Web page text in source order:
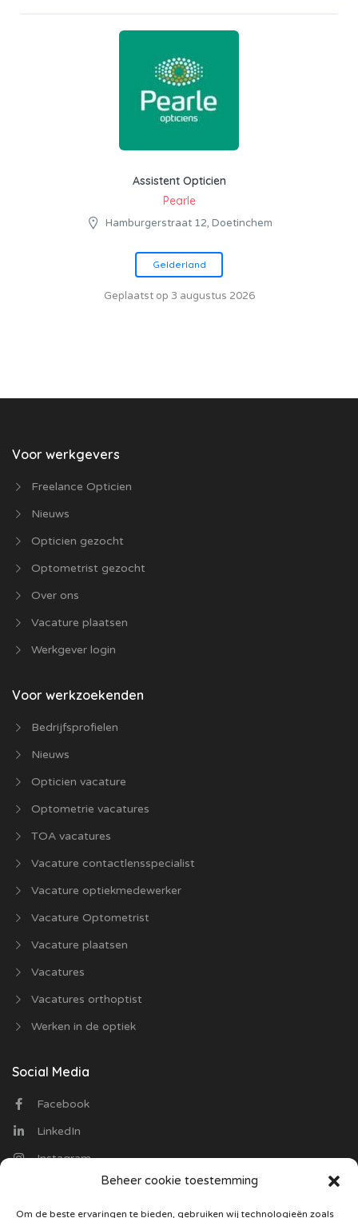
Beheer cookie toestemming
Om de beste ervaringen te bieden, gebruiken wij technologieën zoals
Assistent Opticien
Pearle
Hamburgerstraat 12, Doetinchem
Gelderland
Geplaatst op 3 augustus 2026
Voor werkgevers
Freelance Opticien
Nieuws
Opticien gezocht
Optometrist gezocht
Over ons
Vacature plaatsen
Werkgever login
Voor werkzoekenden
Bedrijfsprofielen
Nieuws
Opticien vacature
Optometrie vacatures
TOA vacatures
Vacature contactlensspecialist
Vacature optiekmedewerker
Vacature Optometrist
Vacature plaatsen
Vacatures
Vacatures orthoptist
Werken in de optiek
Social Media
Facebook
LinkedIn
Instagram